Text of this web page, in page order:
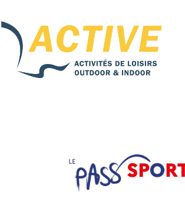
Active-Fneapl
ACTIVITÉS DE PLEIN AIR & INDOOR
ACCUEIL
AGENDA
NEWS
VADEMECUM